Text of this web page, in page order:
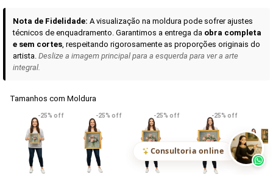
VER DETALHES
Madona de Loreto
R$ 538,42
Narciso- caravaggio
R$ 365,92
Maria
uma Rosa
R$ 365,92
Consultoria online
Nota de Fidelidade: A visualização na moldura pode sofrer ajustes
técnicos de enquadramento. Garantimos a entrega da obra completa
e sem cortes, respeitando rigorosamente as proporções originais do
artista. Deslize a imagem principal para a esquerda para ver a arte
integral.
Tamanhos com Moldura
-25% off -25% off -25% off -25% off